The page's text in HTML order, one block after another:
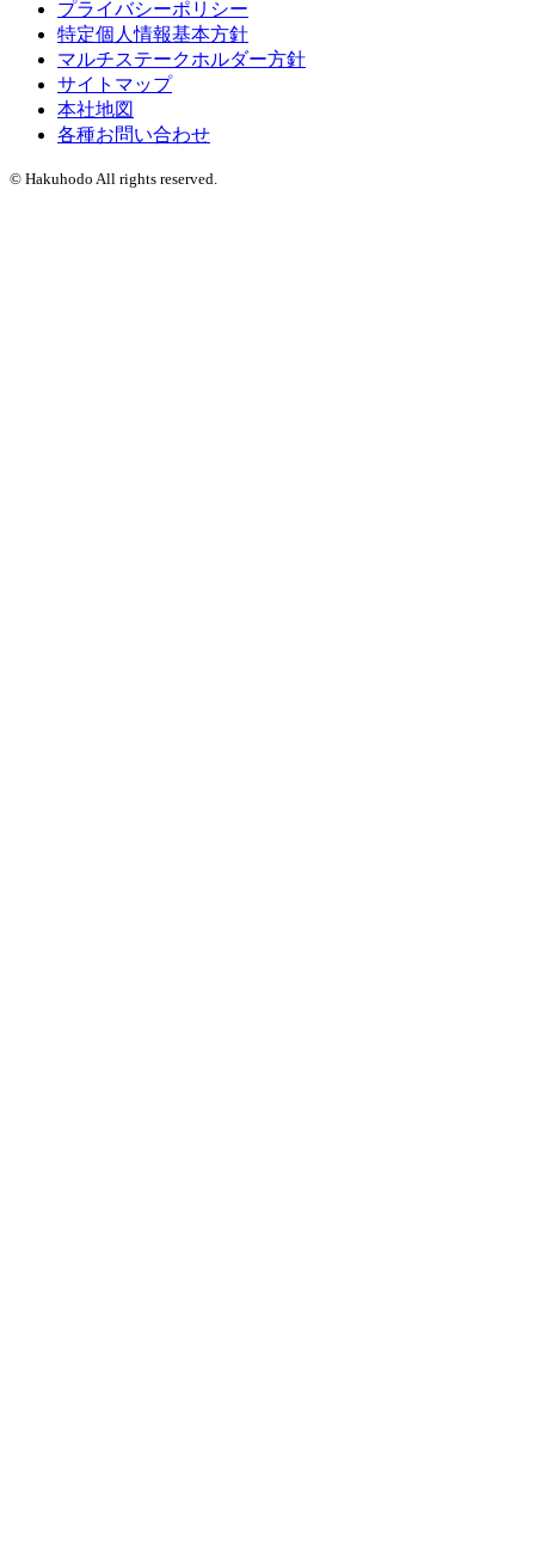
プライバシーポリシー
特定個人情報基本方針
マルチステークホルダー方針
サイトマップ
本社地図
各種お問い合わせ
© Hakuhodo All rights reserved.